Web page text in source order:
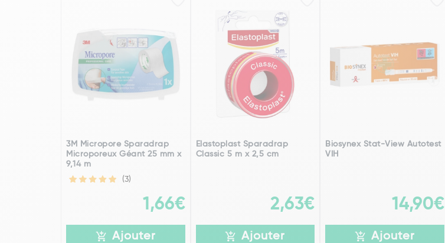
3M Micropore Sparadrap
Microporeux Géant 25 mm x
9,14 m
(3)
1,66€
Ajouter
Elastoplast Sparadrap
Classic 5 m x 2,5 cm
2,63€
Ajouter
Biosynex Stat-View Autotest
VIH
14,90€
Ajouter